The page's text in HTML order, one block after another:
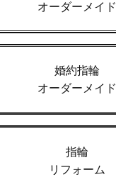
オーダーメイド
婚約指輪
オーダーメイド
指輪
リフォーム